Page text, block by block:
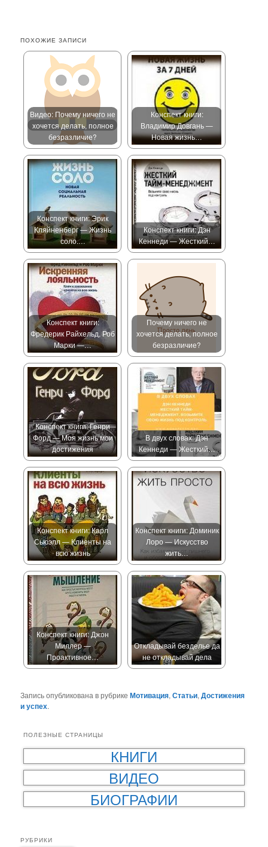
ПОХОЖИЕ ЗАПИСИ
Видео: Почему ничего не
хочется делать, полное
безразличие?
Конспект книги:
Владимир Довгань —
Новая жизнь…
Конспект книги: Эрик
Кляйненберг — Жизнь
соло.…
Конспект книги: Дэн
Кеннеди — Жесткий…
Конспект книги:
Фредерик Райхельд, Роб
Марки —…
Почему ничего не
хочется делать, полное
безразличие?
Конспект книги: Генри
Форд — Моя жизнь мои
достижения
В двух словах: Дэн
Кеннеди — Жесткий…
Конспект книги: Карл
Сьюэлл — Клиенты на
всю жизнь
Конспект книги: Доминик
Лоро — Искусство
жить…
Конспект книги: Джон
Миллер —
Проактивное…
Откладывай безделье да
не откладывай дела
Запись опубликована в рубрикеМотивация,Статьи,Достижения
и успех.
ПОЛЕЗНЫЕ СТРАНИЦЫ
КНИГИ
ВИДЕО
БИОГРАФИИ
РУБРИКИ